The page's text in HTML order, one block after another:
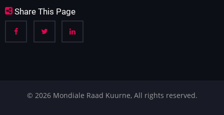
Share This Page
© 2026 Mondiale Raad Kuurne, All rights reserved.